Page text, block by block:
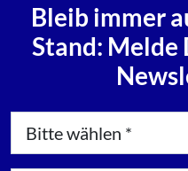
Bleib immer
Stand: Melde